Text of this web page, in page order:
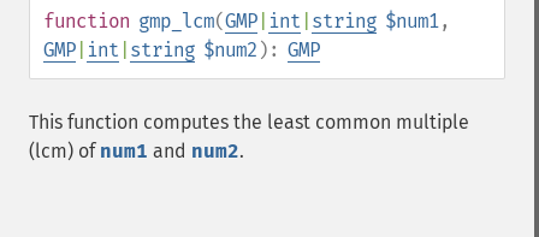
function gmp_lcm(GMP int string $num1,
GMP int string $num2 ): GMP
This function computes the least common multiple
(lcm) of num1 and num2.